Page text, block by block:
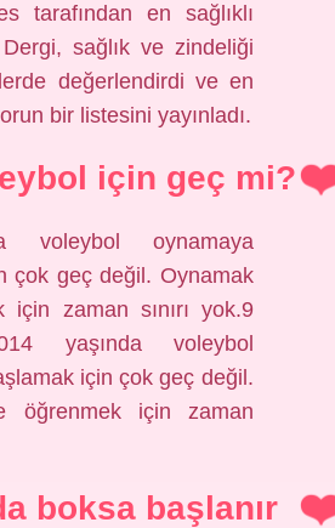
tarafından en sağlıklı
sağlık ve zindeliği
değerlendirdi ve en
bir listesini yayınladı.
için geç mi?
voleybol oynamaya
çok geç değil. Oynamak
için zaman sınırı yok.9
yaşında voleybol
için çok geç değil.
öğrenmek için zaman
boksa başlanır